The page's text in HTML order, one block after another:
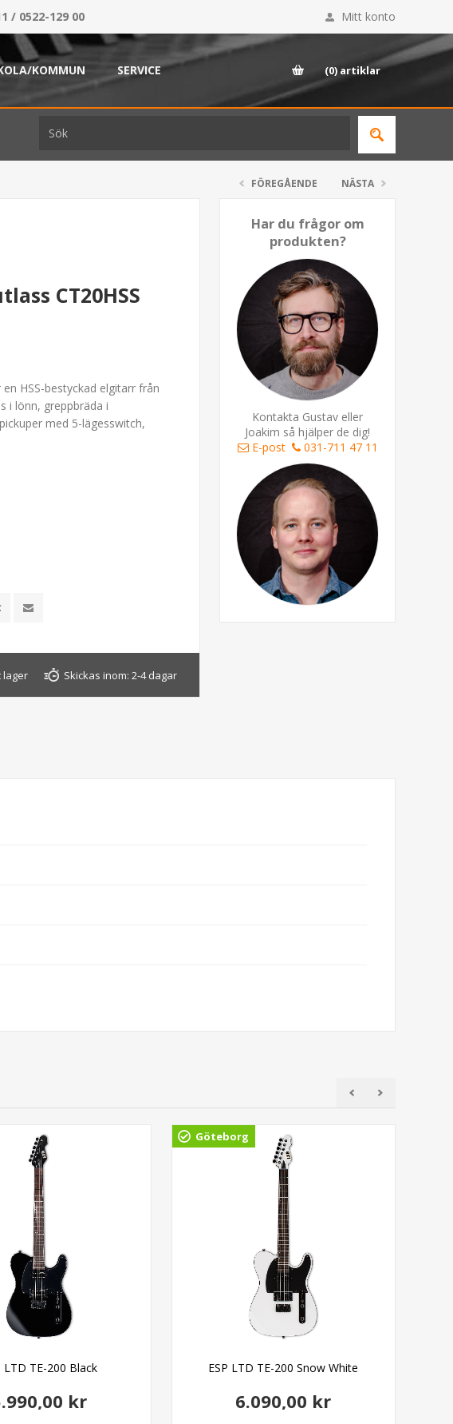
/ 0522-129 00 Mitt konto
KOMMUN SERVICE (0) artiklar
FÖREGÅENDE NÄSTA
Har du frågor om
produkten?
Kontakta Gustav eller
Joakim så hjälper de dig!
E-post
031-711 47 11
CT20HSS
en HSS-bestyckad elgitarr från
i lönn, greppbräda i
med 5-lägesswitch,
lager Skickas inom: 2-4 dagar
LTD TE-200 Black
kr
Göteborg
ESP LTD TE-200 Snow White
6.090,00 kr